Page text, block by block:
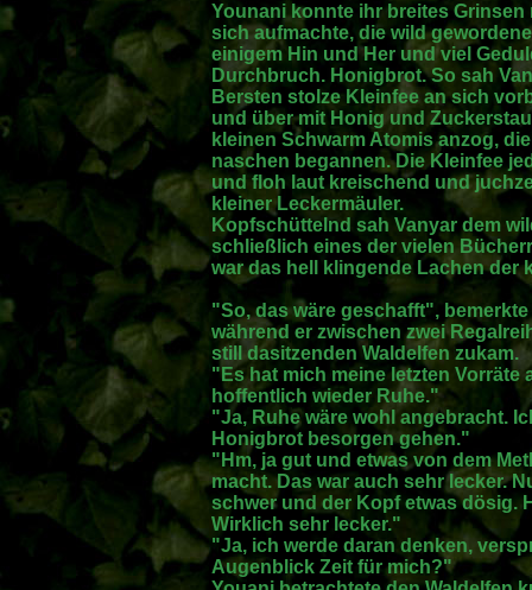
Younani konnte ihr breites
sich aufmachte, die wild
einigem Hin und Her und viel
Durchbruch. Honigbrot. So sah
Bersten stolze Kleinfee an sich
und über mit Honig und
kleinen Schwarm Atomis anzog,
naschen begannen. Die Kleinfee
und floh laut kreischend und
kleiner Leckermäuler.
Kopfschüttelnd sah Vanyar dem
schließlich eines der vielen
war das hell klingende Lachen der
"So, das wäre geschafft",
während er zwischen zwei
still dasitzenden Waldelfen zukam.
"Es hat mich meine letzten
hoffentlich wieder Ruhe."
"Ja, Ruhe wäre wohl angebracht.
Honigbrot besorgen gehen."
"Hm, ja gut und etwas von dem
macht. Das war auch sehr lecker.
schwer und der Kopf etwas dösig.
Wirklich sehr lecker."
"Ja, ich werde daran denken,
Augenblick Zeit für mich?"